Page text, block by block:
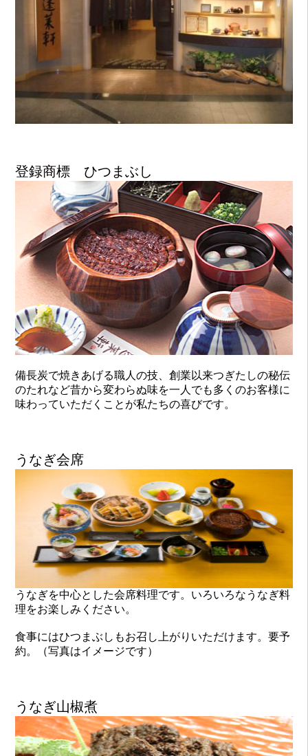
登録商標 ひつまぶし
備長炭で焼きあげる職人の技、創業以来つぎたしの秘伝
のたれなど昔から変わらぬ味を一人でも多くのお客様に
味わっていただくことが私たちの喜びです。
うなぎ会席
うなぎを中心とした会席料理です。いろいろなうなぎ料
理をお楽しみください。
食事にはひつまぶしもお召し上がりいただけます。要予
約。（写真はイメージです）
うなぎ山椒煮